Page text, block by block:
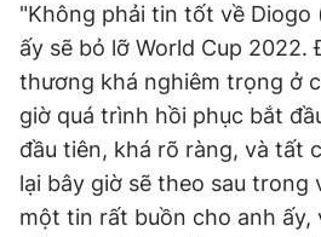
Tổng biên tập: Nguyễn Ngọc Toàn
Phó tổng biên tập thường trực: Hải
Phó tổng biên tập: Lâm Hiếu Dũng
Phó tổng biên tập: Trần Việt Hưng
Tổng thư ký tòa soạn: Đức Trung
Giấy phép xuất bản số 110/GP -
© 2003-2026 Bản quyền thuộc về
chép dưới mọi hình thức nếu không
bản. Phát triển bởi ePi Technologies,
"Không phải tin tốt về Diogo
ấy sẽ bỏ lỡ World Cup 2022.
thương khá nghiêm trọng ở
giờ quá trình hồi phục bắt
đầu tiên, khá rõ ràng, và tất
lại bây giờ sẽ theo sau trong
một tin rất buồn cho anh ấy,